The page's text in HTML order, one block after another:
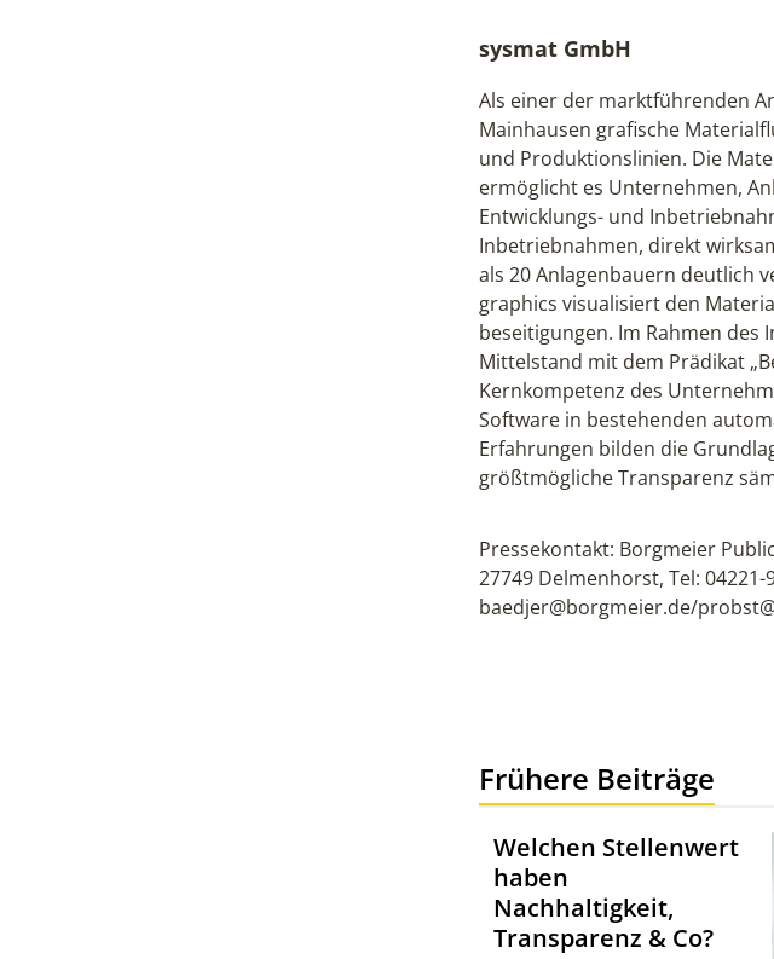
sysmat GmbH
Als einer der marktführenden
Mainhausen grafische
und Produktionslinien. Die
ermöglicht es Unternehmen,
Entwicklungs- und
Inbetriebnahmen, direkt
als 20 Anlagenbauern deutlich
graphics visualisiert den
beseitigungen. Im Rahmen des
Mittelstand mit dem Prädikat
Kernkompetenz des
Software in bestehenden
Erfahrungen bilden die
größtmögliche Transparenz
Pressekontakt: Borgmeier
27749 Delmenhorst, Tel: 04221-
baedjer@borgmeier.de/
Frühere Beiträge
Welchen Stellenwert
haben
Nachhaltigkeit,
Transparenz & Co?